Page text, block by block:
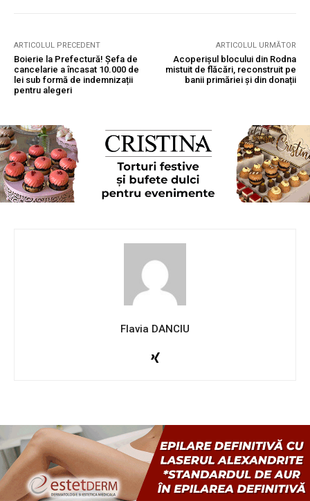
ARTICOLUL PRECEDENT
Boierie la Prefectură! Șefa de
cancelarie a încasat 10.000 de
lei sub formă de indemnizații
pentru alegeri
ARTICOLUL URMĂTOR
Acoperișul blocului din Rodna
mistuit de flăcări, reconstruit pe
banii primăriei și din donații
Flavia DANCIU